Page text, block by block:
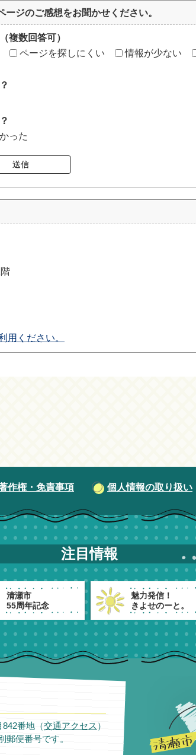
ジのご感想をお聞かせください。
複数回答可）
ページを探しにくい
情報が少ない
った
送信
用ください。
作権・免責事項 個人情報の取り扱い
注目情報
清瀬市
55周年記念
魅力発信！
きよせのーと。
番地（交通アクセス ）
便番号です。